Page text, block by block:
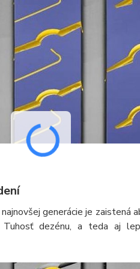
generácie je
dezénu, a teda aj